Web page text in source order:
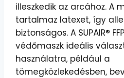
illeszkedik az arcához. A
tartalmaz latexet, így
biztonságos. A SUPAIR®
védőmaszk ideális
használatra, például a
tömegközlekedésben,